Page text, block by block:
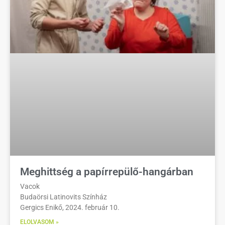
Meghittség a papírrepülő-hangárban
Vacok
Budaörsi Latinovits Színház
Gergics Enikő, 2024. február 10.
ELOLVASOM »